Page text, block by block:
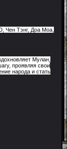
Чен Тэнг, Доа Моа,
Мулан,
проявляя свои
народа и стать